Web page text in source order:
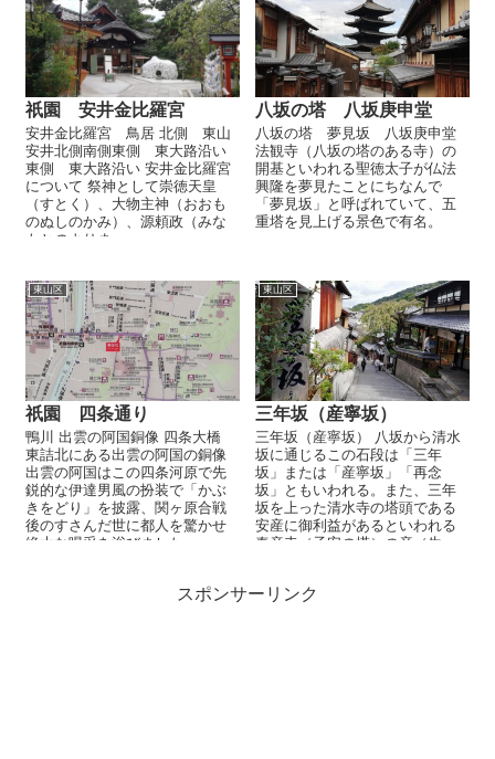
祇園 安井金比羅宮
安井金比羅宮 鳥居 北側 東山
安井北側南側東側 東大路沿い
東側 東大路沿い 安井金比羅宮
について 祭神として崇徳天皇
（すとく）、大物主神（おおも
のぬしのかみ）、源頼政（みな
もとのよりま...
八坂の塔 八坂庚申堂
八坂の塔 夢見坂 八坂庚申堂
法観寺（八坂の塔のある寺）の
開基といわれる聖徳太子が仏法
興隆を夢見たことにちなんで
「夢見坂」と呼ばれていて、五
重塔を見上げる景色で有名。
東山区
祇園 四条通り
鴨川 出雲の阿国銅像 四条大橋
東詰北にある出雲の阿国の銅像
出雲の阿国はこの四条河原で先
鋭的な伊達男風の扮装で「かぶ
きをどり」を披露、関ヶ原合戦
後のすさんだ世に都人を驚かせ
絶大な喝采を浴びました...
東山区
三年坂（産寧坂）
三年坂（産寧坂） 八坂から清水
坂に通じるこの石段は「三年
坂」または「産寧坂」「再念
坂」ともいわれる。また、三年
坂を上った清水寺の塔頭である
安産に御利益があるといわれる
泰産寺（子安の塔）の産（生
スポンサーリンク